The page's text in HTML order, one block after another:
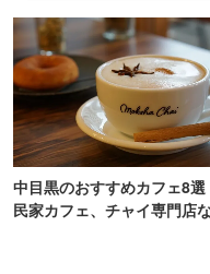
中目黒のおすすめカフェ8選
民家カフェ、チャイ専門店